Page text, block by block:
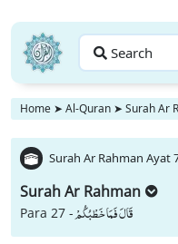
Search
Home ➤ Al-Quran ➤ Surah Ar
Surah Ar Rahman Ayat
Surah Ar Rahman
Para 27 -قَالَ فَمَا خَطْبُكُمْ